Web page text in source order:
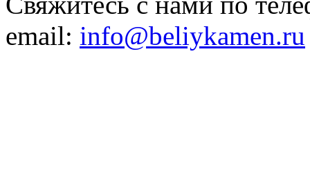
email: info@beliykamen.ru